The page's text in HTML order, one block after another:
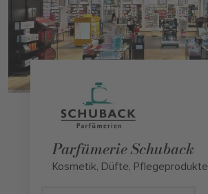
Parfümerie Schuback
Kosmetik, Düfte, Pflegeprodukte